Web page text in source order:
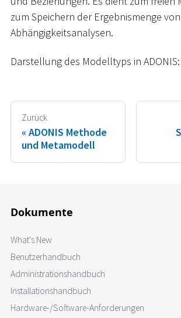
zum Speichern der Ergebnismenge von
Abhängigkeitsanalysen.
Darstellung des Modelltyps in ADONIS:
Zurück
ADONIS Methode
und Metamodell
Dokumente
What's New
Benutzerhandbuch
Administrationshandbuch
Installationshandbuch
Hardware-/Software-Anforderungen